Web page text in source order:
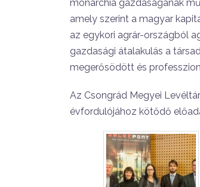
monarchia gazdaságának
amely szerint a magyar
az egykori agrár-országból
gazdasági átalakulás a
megerősödött és
Az Csongrád Megyei
évfordulójához kötődő